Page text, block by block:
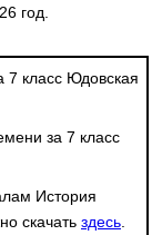
год.
7 класс Юдовская
за 7 класс
История
скачать здесь